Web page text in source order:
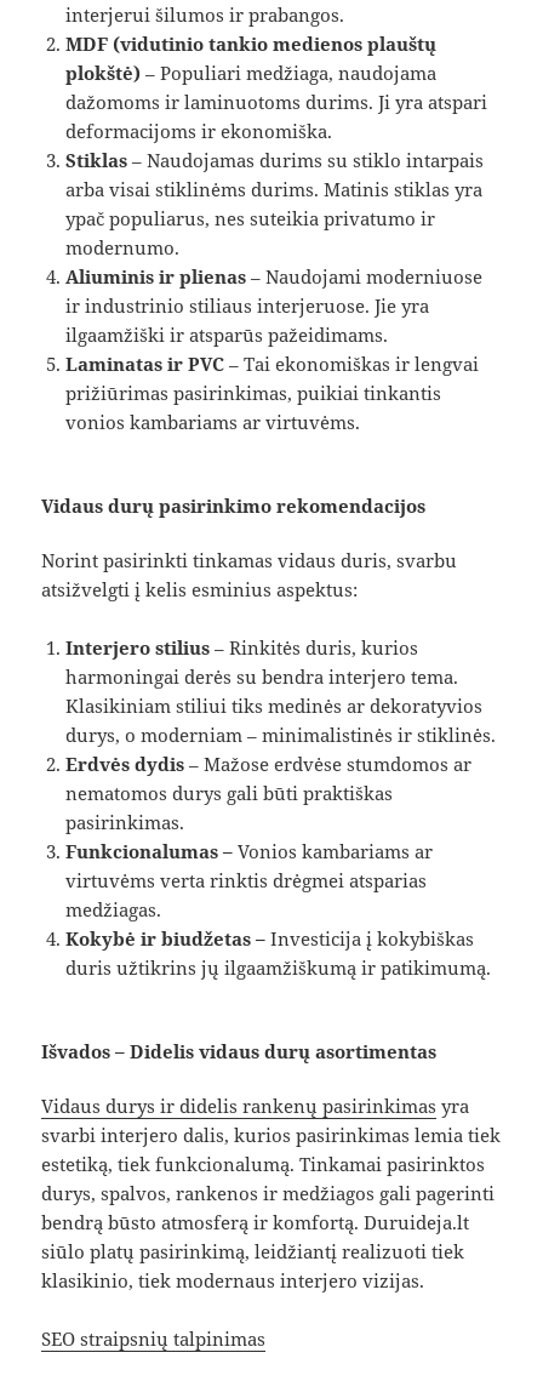
interjerui šilumos ir prabangos.
MDF (vidutinio tankio medienos plauštų
plokštė) – Populiari medžiaga, naudojama
dažomoms ir laminuotoms durims. Ji yra atspari
deformacijoms ir ekonomiška.
Stiklas – Naudojamas durims su stiklo intarpais
arba visai stiklinėms durims. Matinis stiklas yra
ypač populiarus, nes suteikia privatumo ir
modernumo.
Aliuminis ir plienas – Naudojami moderniuose
ir industrinio stiliaus interjeruose. Jie yra
ilgaamžiški ir atsparūs pažeidimams.
Laminatas ir PVC – Tai ekonomiškas ir lengvai
prižiūrimas pasirinkimas, puikiai tinkantis
vonios kambariams ar virtuvėms.
Vidaus durų pasirinkimo rekomendacijos
Norint pasirinkti tinkamas vidaus duris, svarbu
atsižvelgti į kelis esminius aspektus:
Interjero stilius – Rinkitės duris, kurios
harmoningai derės su bendra interjero tema.
Klasikiniam stiliui tiks medinės ar dekoratyvios
durys, o moderniam – minimalistinės ir stiklinės.
Erdvės dydis – Mažose erdvėse stumdomos ar
nematomos durys gali būti praktiškas
pasirinkimas.
Funkcionalumas – Vonios kambariams ar
virtuvėms verta rinktis drėgmei atsparias
medžiagas.
Kokybė ir biudžetas – Investicija į kokybiškas
duris užtikrins jų ilgaamžiškumą ir patikimumą.
Išvados – Didelis vidaus durų asortimentas
Vidaus durys ir didelis rankenų pasirinkimas yra
svarbi interjero dalis, kurios pasirinkimas lemia tiek
estetiką, tiek funkcionalumą. Tinkamai pasirinktos
durys, spalvos, rankenos ir medžiagos gali pagerinti
bendrą būsto atmosferą ir komfortą. Duruideja.lt
siūlo platų pasirinkimą, leidžiantį realizuoti tiek
klasikinio, tiek modernaus interjero vizijas.
SEO straipsnių talpinimas